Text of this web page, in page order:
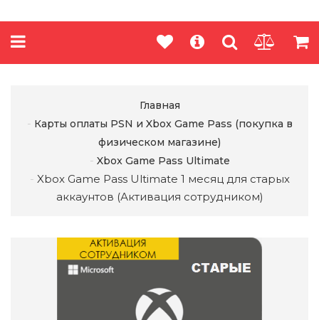
Главная
Карты оплаты PSN и Xbox Game Pass (покупка в
физическом магазине)
Xbox Game Pass Ultimate
Xbox Game Pass Ultimate 1 месяц для старых
аккаунтов (Активация сотрудником)